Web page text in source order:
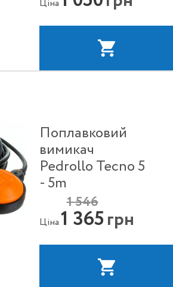
Ціна
Поплавковий
вимикач
Pedrollo Tecno 5
- 5m
Ціна
1 546
1 365грн